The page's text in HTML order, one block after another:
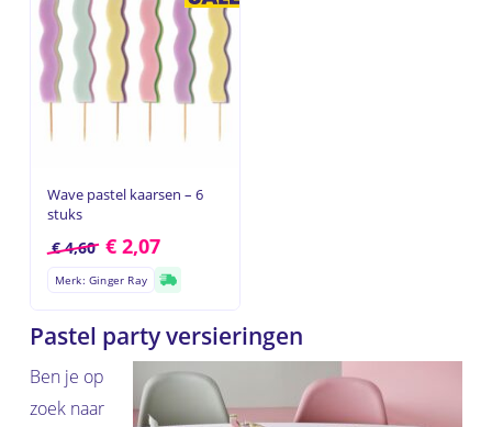
Wave pastel kaarsen – 6
stuks
€4,60 € 2,07
Merk: Ginger Ray
Pastel party versieringen
Ben je op
zoek naar